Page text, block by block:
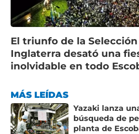
El triunfo de la
Inglaterra desató una
inolvidable en todo
MÁS LEÍDAS
Yazaki lanza
búsqueda de
planta de